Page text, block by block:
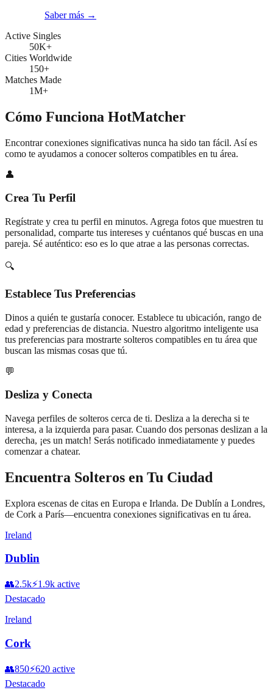
Saber más →
Active Singles
50K+
Cities Worldwide
150+
Matches Made
1M+
Cómo Funciona HotMatcher
Encontrar conexiones significativas nunca ha sido tan fácil. Así es
como te ayudamos a conocer solteros compatibles en tu área.
👤
Crea Tu Perfil
Regístrate y crea tu perfil en minutos. Agrega fotos que muestren tu
personalidad, comparte tus intereses y cuéntanos qué buscas en una
pareja. Sé auténtico: eso es lo que atrae a las personas correctas.
🔍
Establece Tus Preferencias
Dinos a quién te gustaría conocer. Establece tu ubicación, rango de
edad y preferencias de distancia. Nuestro algoritmo inteligente usa
tus preferencias para mostrarte solteros compatibles en tu área que
buscan las mismas cosas que tú.
💬
Desliza y Conecta
Navega perfiles de solteros cerca de ti. Desliza a la derecha si te
interesa, a la izquierda para pasar. Cuando dos personas deslizan a la
derecha, ¡es un match! Serás notificado inmediatamente y puedes
comenzar a chatear.
Encuentra Solteros en Tu Ciudad
Explora escenas de citas en Europa e Irlanda. De Dublín a Londres,
de Cork a París—encuentra conexiones significativas en tu área.
Ireland
Dublin
👥2.5k⚡1.9k active
Destacado
Ireland
Cork
👥850⚡620 active
Destacado